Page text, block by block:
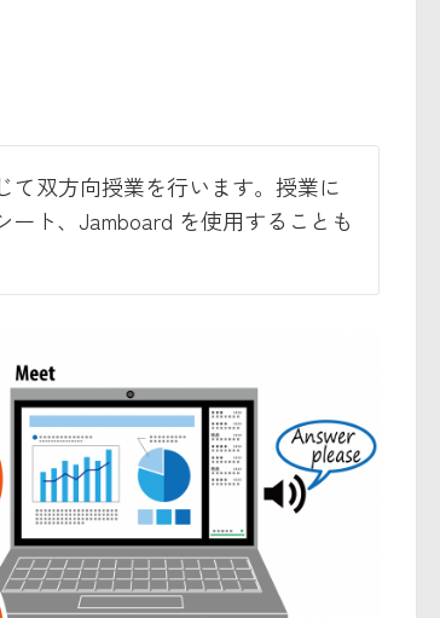
て双方向授業を行います。授業に
ト、Jamboard を使用することも